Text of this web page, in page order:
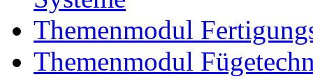
Themenmodul
Themenmodul